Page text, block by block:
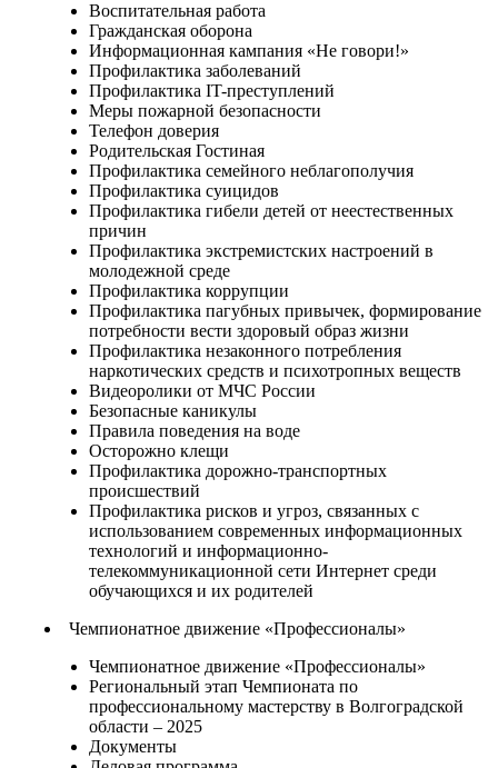
Воспитательная работа
Гражданская оборона
Информационная кампания «Не говори!»
Профилактика заболеваний
Профилактика IT-преступлений
Меры пожарной безопасности
Телефон доверия
Родительская Гостиная
Профилактика семейного неблагополучия
Профилактика суицидов
Профилактика гибели детей от неестественных
причин
Профилактика экстремистских настроений в
молодежной среде
Профилактика коррупции
Профилактика пагубных привычек, формирование
потребности вести здоровый образ жизни
Профилактика незаконного потребления
наркотических средств и психотропных веществ
Видеоролики от МЧС России
Безопасные каникулы
Правила поведения на воде
Осторожно клещи
Профилактика дорожно-транспортных
происшествий
Профилактика рисков и угроз, связанных с
использованием современных информационных
технологий и информационно-
телекоммуникационной сети Интернет среди
обучающихся и их родителей
Чемпионатное движение «Профессионалы»
Чемпионатное движение «Профессионалы»
Региональный этап Чемпионата по
профессиональному мастерству в Волгоградской
области – 2025
Документы